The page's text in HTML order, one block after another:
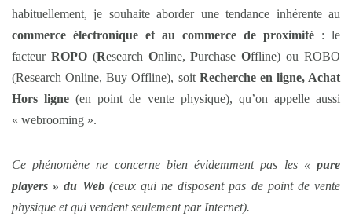
habituellement, je souhaite aborder une tendance inhérente au
commerce électronique et au commerce de proximité : le
facteur ROPO(Research Online,PurchaseOffline) ou ROBO
(Research Online, Buy Offline), soit Recherche en ligne, Achat
Hors ligne (en point de vente physique), qu’on appelle aussi
« webrooming ».
Ce phénomène ne concerne bien évidemment pas les « pure
players » du Web(ceux qui ne disposent pas de point de vente
physique et qui vendent seulement par Internet).